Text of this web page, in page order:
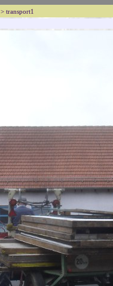
> transport1